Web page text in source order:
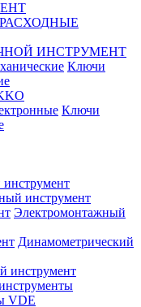
РАСХОДНЫЕ
ИНСТРУМЕНТ
Ключи
Ключи
инструмент
Электромонтажный
Динамометрический
инструмент